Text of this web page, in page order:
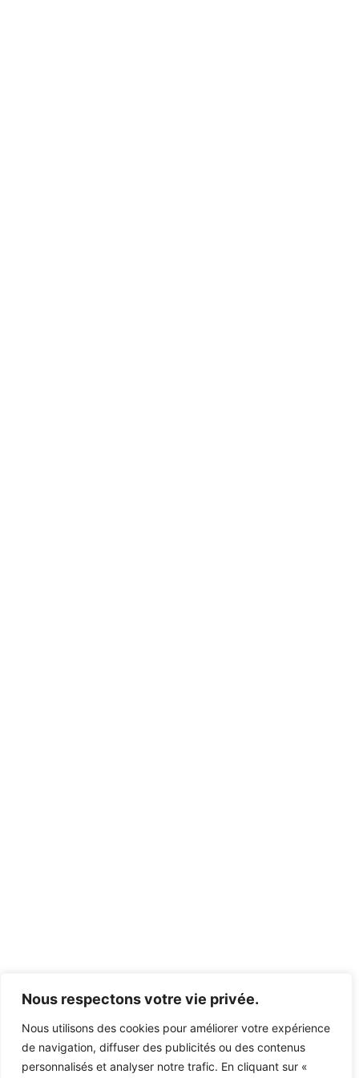
Nous respectons votre vie privée.
Nous utilisons des cookies pour améliorer votre expérience
de navigation, diffuser des publicités ou des contenus
personnalisés et analyser notre trafic. En cliquant sur «